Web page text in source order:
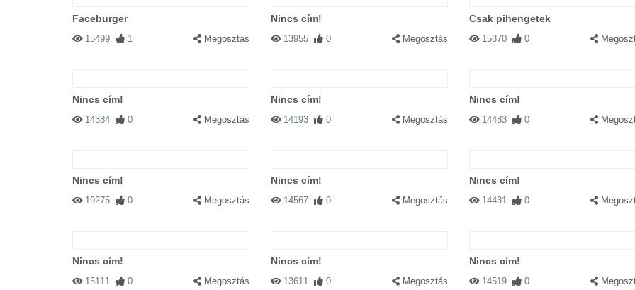
Faceburger
15499 1 Megosztás
Nincs cím!
13955 0 Megosztás
Csak pihengetek
15870 0
Nincs cím!
14384 0 Megosztás
Nincs cím!
14193 0 Megosztás
Nincs cím!
14483 0
Nincs cím!
19275 0 Megosztás
Nincs cím!
14567 0 Megosztás
Nincs cím!
14431 0
Nincs cím!
15111 0 Megosztás
Nincs cím!
13611 0 Megosztás
Nincs cím!
14519 0